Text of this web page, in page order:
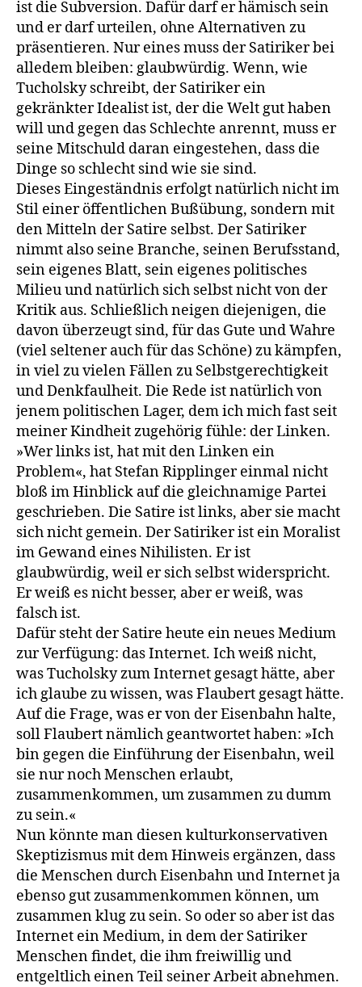
ist die Subversion. Dafür darf er hämisch sein
und er darf urtei­len, ohne Alternativen zu
präsentieren. Nur eines muss der Satiriker bei
alledem bleiben: glaubwürdig. Wenn, wie
Tucholsky schreibt, der Satiriker ein
gekränkter Idealist ist, der die Welt gut haben
will und gegen das Schlechte anrennt, muss er
seine Mitschuld daran eingeste­hen, dass die
Dinge so schlecht sind wie sie sind.
Dieses Eingeständnis erfolgt natürlich nicht im
Stil einer öffentli­chen Bußübung, sondern mit
den Mitteln der Satire selbst. Der Satiri­ker
nimmt also seine Branche, seinen Berufsstand,
sein eigenes Blatt, sein eigenes politisches
Milieu und natürlich sich selbst nicht von der
Kritik aus. Schließlich neigen diejenigen, die
davon überzeugt sind, für das Gute und Wahre
(viel seltener auch für das Schöne) zu kämp­fen,
in viel zu vielen Fällen zu Selbstgerechtigkeit
und Denkfaulheit. Die Rede ist natürlich von
jenem politischen Lager, dem ich mich fast seit
meiner Kindheit zugehörig fühle: der Linken.
»Wer links ist, hat mit den Linken ein
Problem«, hat Stefan Ripplinger einmal nicht
bloß im Hinblick auf die gleichnamige Partei
geschrieben. Die Satire ist links, aber sie macht
sich nicht gemein. Der Satiriker ist ein Moralist
im Gewand eines Nihilisten. Er ist
glaubwürdig, weil er sich selbst widerspricht.
Er weiß es nicht besser, aber er weiß, was
falsch ist.
Dafür steht der Satire heute ein neues Medium
zur Verfügung: das Internet. Ich weiß nicht,
was Tucholsky zum Internet gesagt hätte, aber
ich glaube zu wissen, was Flaubert gesagt hätte.
Auf die Frage, was er von der Eisenbahn halte,
soll Flaubert nämlich geantwortet ha­ben: »Ich
bin gegen die Einführung der Eisenbahn, weil
sie nur noch Menschen erlaubt,
zusammenkommen, um zusammen zu dumm
zu sein.«
Nun könnte man diesen kulturkonservativen
Skeptizismus mit dem Hinweis ergänzen, dass
die Menschen durch Eisenbahn und In­ternet ja
ebenso gut zusammenkommen können, um
zusammen klug zu sein. So oder so aber ist das
Internet ein Medium, in dem der Sati­riker
Menschen findet, die ihm freiwillig und
entgeltlich einen Teil seiner Arbeit abnehmen.